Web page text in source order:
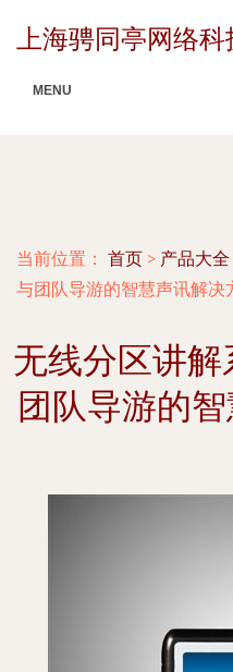
上海骋同亭网络
MENU
当前位置： 首页 > 产品大全
与团队导游的智慧声讯解决
无线分区讲
团队导游的